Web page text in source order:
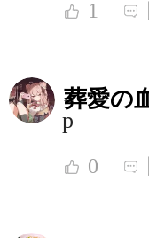
1
葬愛の
p
0